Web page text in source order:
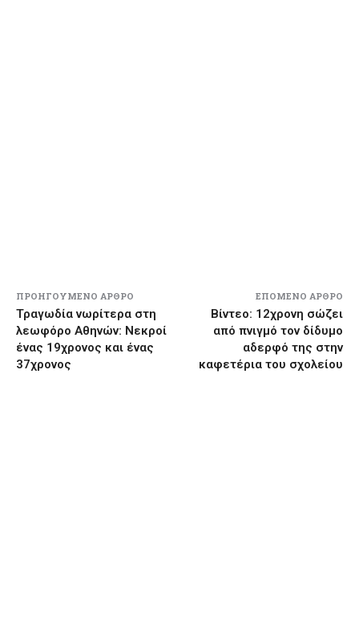
ΠΡΟΗΓΟΎΜΕΝΟ ΆΡΘΡΟ
Τραγωδία νωρίτερα στη
λεωφόρο Αθηνών: Νεκροί
ένας 19χρονος και ένας
37χρονος
ΕΠΌΜΕΝΟ ΆΡΘΡΟ
Βίντεο: 12χρονη σώζει
από πνιγμό τον δίδυμο
αδερφό της στην
καφετέρια του σχολείου